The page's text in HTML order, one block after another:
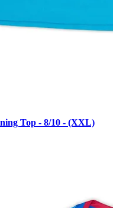
Top - 8/10 - (XXL)